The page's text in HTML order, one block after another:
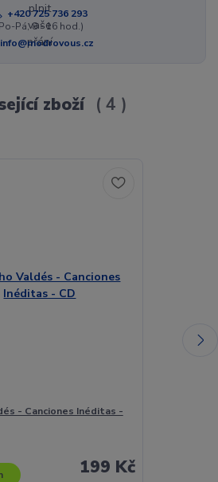
+420 725 736 293
Pá, 8 - 16 hod.)
info@modrovous.cz
zboží 4
- Canciones Inéditas -
199 Kč